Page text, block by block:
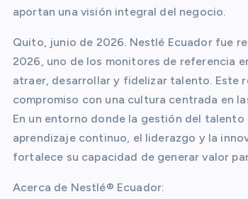
aportan una visión integral del negocio.
Quito, junio de 2026. Nestlé Ecuador fue
2026, uno de los monitores de referencia
atraer, desarrollar y fidelizar talento. Este
compromiso con una cultura centrada en
En un entorno donde la gestión del talento
aprendizaje continuo, el liderazgo y la
fortalece su capacidad de generar valor
Acerca de Nestlé® Ecuador: